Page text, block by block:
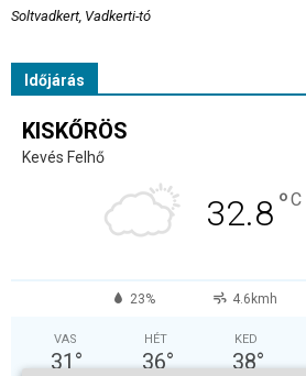
Soltvadkert, Vadkerti-tó
Időjárás
KISKŐRÖS
Kevés Felhő
32.8°C
23% 4.6kmh
VAS
31°
HÉT
36°
KED
38°